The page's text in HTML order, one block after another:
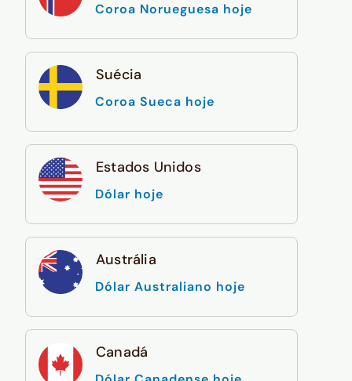
Coroa Norueguesa hoje
Suécia
Coroa Sueca hoje
Estados Unidos
Dólar hoje
Austrália
Dólar Australiano hoje
Canadá